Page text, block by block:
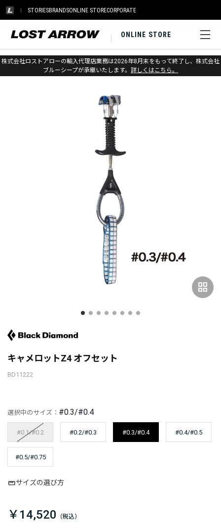
STORIESBRANDSONLINE STORECORPORATE
ONLINE STORE
株式会社ロストアローの輸入代理店業務は2026年8月末をもって終了し、株式会社
ブルーシープが承継いたします。 詳しくはこちら。
ホーム > ブラックダイヤモンド > クライミング > プロテクション
grid_view
キャメロットZ4 オフセット
BD11222
選択中のサイズ： #0.3/#0.4
#0.1/#0.2 #0.2/#0.3 #0.3/#0.4 #0.4/#0.5
#0.5/#0.75
サイズの選び方
￥14,520